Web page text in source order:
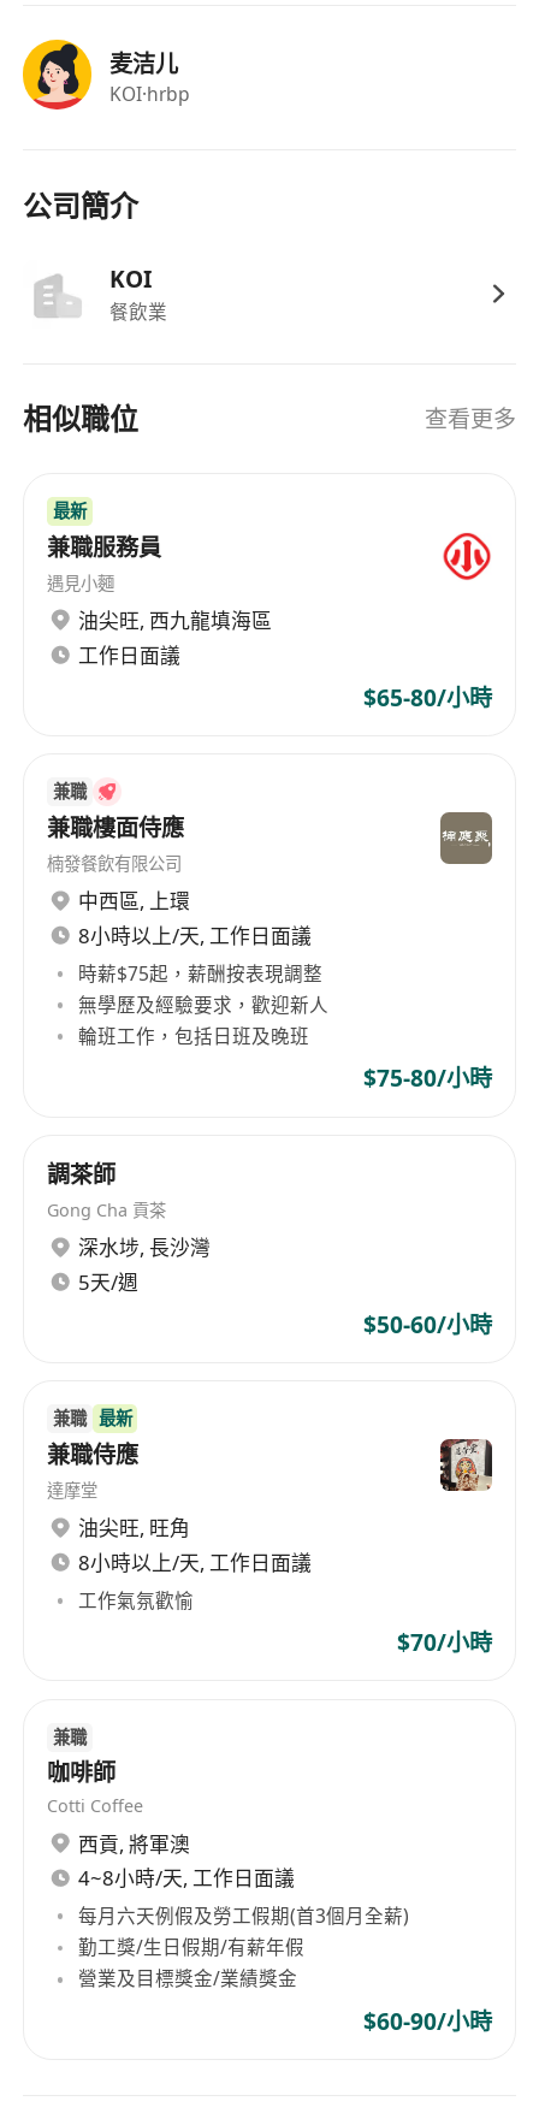
麦洁儿
KOI·hrbp
公司簡介
KOI
餐飲業
相似職位 查看更多
最新
兼職服務員
遇見小麵
油尖旺, 西九龍填海區
工作日面議
$65-80/小時
兼職
兼職樓面侍應
楠發餐飲有限公司
中西區, 上環
8小時以上/天, 工作日面議
時薪$75起，薪酬按表現調整
無學歷及經驗要求，歡迎新人
輪班工作，包括日班及晚班
$75-80/小時
調茶師
Gong Cha 貢茶
深水埗, 長沙灣
5天/週
$50-60/小時
兼職 最新
兼職侍應
達摩堂
油尖旺, 旺角
8小時以上/天, 工作日面議
工作氣氛歡愉
$70/小時
兼職
咖啡師
Cotti Coffee
西貢, 將軍澳
4~8小時/天, 工作日面議
每月六天例假及勞工假期(首3個月全薪)
勤工獎/生日假期/有薪年假
營業及目標獎金/業績獎金
$60-90/小時